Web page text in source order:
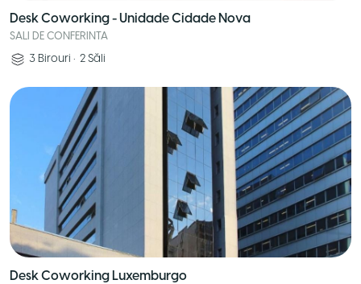
Desk Coworking - Unidade Cidade Nova
SALI DE CONFERINTA
3 Birouri • 2 Săli
Desk Coworking Luxemburgo